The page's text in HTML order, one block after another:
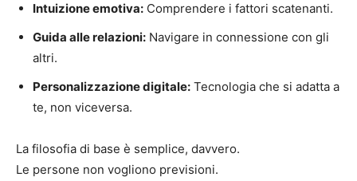
Intuizione emotiva: Comprendere i fattori scatenanti.
Guida alle relazioni: Navigare in connessione con gli
altri.
Personalizzazione digitale: Tecnologia che si adatta a
te, non viceversa.
La filosofia di base è semplice, davvero.
Le persone non vogliono previsioni.